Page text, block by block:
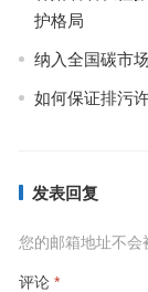
护格局
纳入全国碳市
如何保证排污
发表回复
您的邮箱地址不会
评论 *